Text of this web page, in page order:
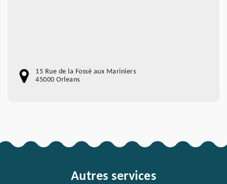
15 Rue de la Fossé aux Mariniers
45000 Orleans
Autres services